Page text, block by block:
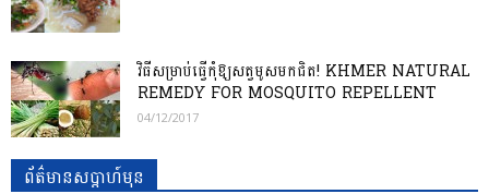
វិធីសម្រាប់ធ្វើកុំឱ្យសត្វមូសមកជិត! KHMER NATURAL
REMEDY FOR MOSQUITO REPELLENT​
04/12/2017
ព័ត៌មានសប្តាហ៍មុន